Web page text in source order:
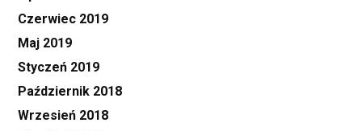
Czerwiec 2019
Maj 2019
Styczeń 2019
Październik 2018
Wrzesień 2018